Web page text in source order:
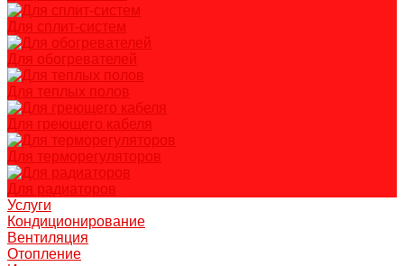
Для сплит-систем
Для обогревателей
Для теплых полов
Для греющего кабеля
Для терморегуляторов
Для радиаторов
Услуги
Кондиционирование
Вентиляция
Отопление